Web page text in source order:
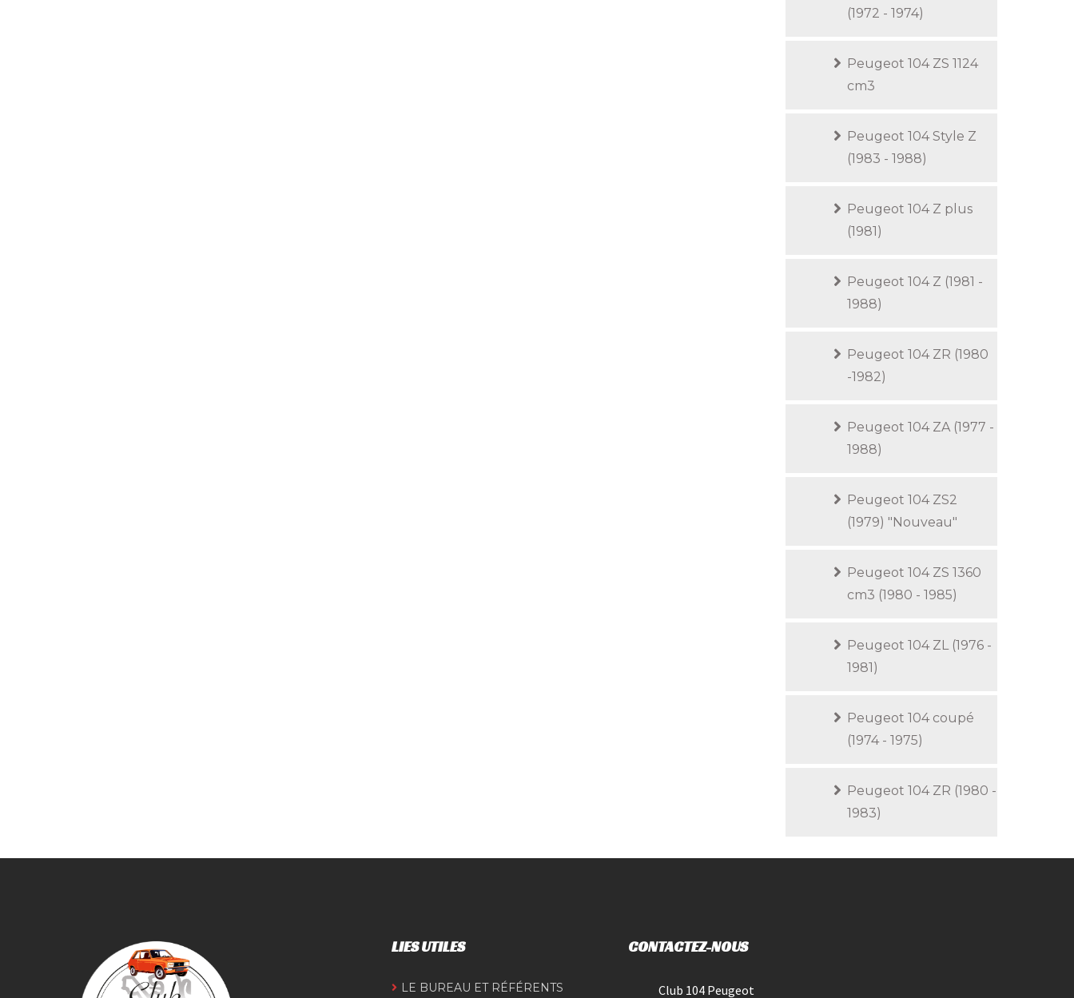
(1972 - 1974)
Peugeot 104 ZS 1124
cm3
Peugeot 104 Style Z
(1983 - 1988)
Peugeot 104 Z plus
(1981)
Peugeot 104 Z (1981 -
1988)
Peugeot 104 ZR (1980
-1982)
Peugeot 104 ZA (1977 -
1988)
Peugeot 104 ZS2
(1979) "Nouveau"
Peugeot 104 ZS 1360
cm3 (1980 - 1985)
Peugeot 104 ZL (1976 -
1981)
Peugeot 104 coupé
(1974 - 1975)
Peugeot 104 ZR (1980 -
1983)
LIES UTILES
LE BUREAU ET RÉFÉRENTS
CONTACTEZ-NOUS
Club 104 Peugeot